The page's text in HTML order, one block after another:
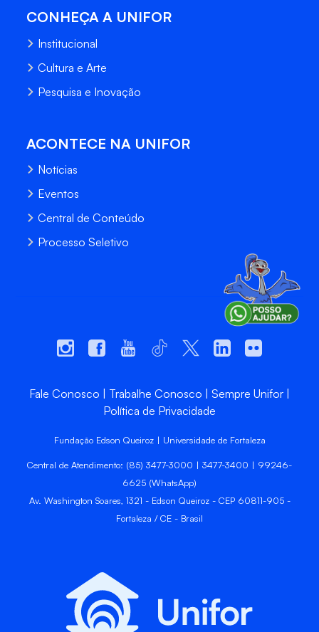
CONHEÇA A UNIFOR
Institucional
Cultura e Arte
Pesquisa e Inovação
ACONTECE NA UNIFOR
Notícias
Eventos
Central de Conteúdo
Processo Seletivo
Fale Conosco Trabalhe Conosco
Sempre Unifor
Política de Privacidade
Fundação Edson Queiroz | Universidade de Fortaleza
Central de Atendimento: (85) 3477-3000 | 3477-3400 | 99246-
6625 (WhatsApp)
Av. Washington Soares, 1321 - Edson Queiroz - CEP 60811-905 -
Fortaleza / CE - Brasil